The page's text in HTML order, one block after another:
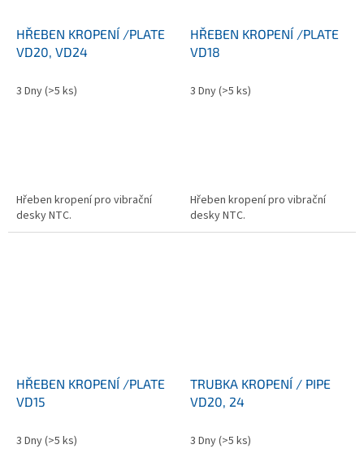
HŘEBEN KROPENÍ /PLATE
VD20, VD24
3 Dny(>5 ks)
Hřeben kropení pro vibrační
desky NTC.
HŘEBEN KROPENÍ /PLATE
VD18
3 Dny(>5 ks)
Hřeben kropení pro vibrační
desky NTC.
HŘEBEN KROPENÍ /PLATE
VD15
3 Dny(>5 ks)
TRUBKA KROPENÍ / PIPE
VD20, 24
3 Dny(>5 ks)